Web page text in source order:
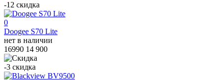
-12 скидка
0
Doogee S70 Lite
нет в наличии
16990 14 900
-3 скидка